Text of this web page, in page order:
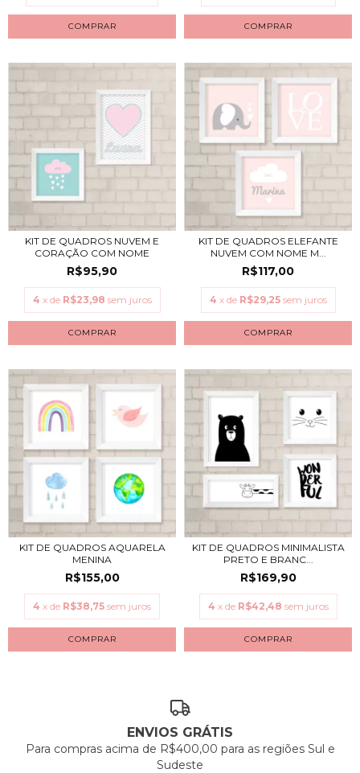
COMPRAR COMPRAR
KIT DE QUADROS NUVEM E
CORAÇÃO COM NOME
R$95,90
4 x de R$23,98 sem juros
COMPRAR
KIT DE QUADROS ELEFANTE
NUVEM COM NOME M...
R$117,00
4 x de R$29,25 sem juros
COMPRAR
KIT DE QUADROS AQUARELA
MENINA
R$155,00
4 x de R$38,75 sem juros
COMPRAR
KIT DE QUADROS MINIMALISTA
PRETO E BRANC...
R$169,90
4 x de R$42,48 sem juros
COMPRAR
ENVIOS GRÁTIS
Para compras acima de R$400,00 para as regiões Sul e
Sudeste